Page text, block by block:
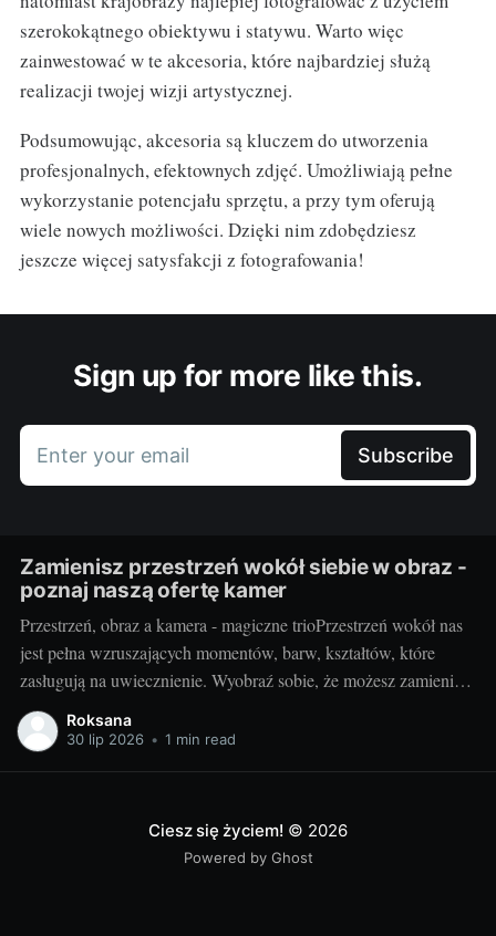
szerokokątnego obiektywu i statywu. Warto więc
zainwestować w te akcesoria, które najbardziej służą
realizacji twojej wizji artystycznej.
Podsumowując, akcesoria są kluczem do utworzenia
profesjonalnych, efektownych zdjęć. Umożliwiają pełne
wykorzystanie potencjału sprzętu, a przy tym oferują
wiele nowych możliwości. Dzięki nim zdobędziesz
jeszcze więcej satysfakcji z fotografowania!
Sign up for more like this.
Enter your email Subscribe
Zamienisz przestrzeń wokół siebie w obraz -
poznaj naszą ofertę kamer
Przestrzeń, obraz a kamera - magiczne trioPrzestrzeń wokół nas
jest pełna wzruszających momentów, barw, kształtów, które
zasługują na uwiecznienie. Wyobraź sobie, że możesz zamienić
otaczający cię świat w jednym migawki w piękny,
niepowtarzalny obraz. Taką możliwość daje ci kamera.
Roksana
30 lip 2026 • 1 min read
Ciesz się życiem! © 2026
Powered by Ghost